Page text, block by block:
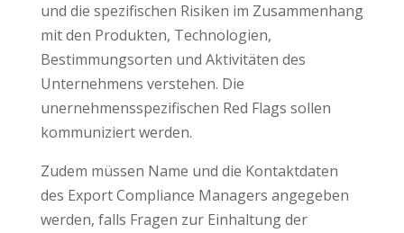
und die spezifischen Risiken im Zusammenhang
mit den Produkten, Technologien,
Bestimmungsorten und Aktivitäten des
Unternehmens verstehen. Die
unernehmensspezifischen Red Flags sollen
kommuniziert werden.
Zudem müssen Name und die Kontaktdaten
des Export Compliance Managers angegeben
werden, falls Fragen zur Einhaltung der